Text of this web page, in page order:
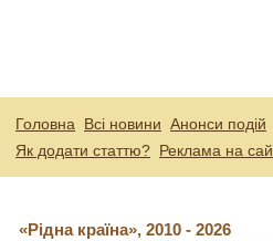
Головна Всі новини Анонси подій
Як додати статтю? Реклама на
«Рідна країна», 2010 - 2026